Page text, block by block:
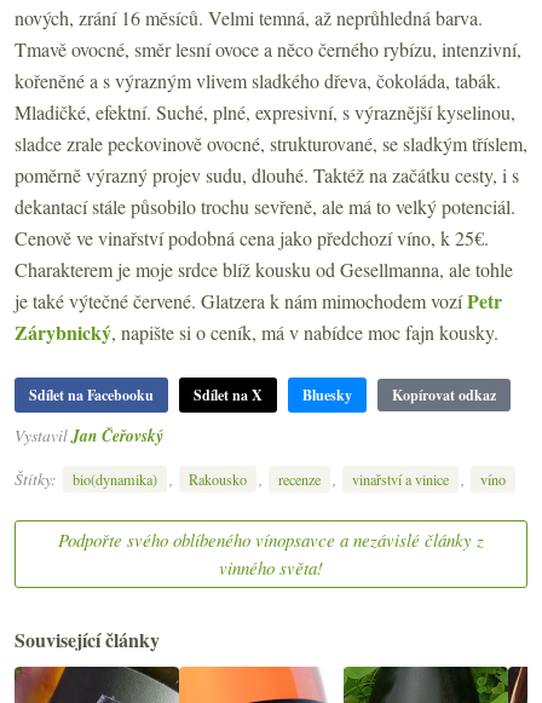
nových, zrání 16 měsíců. Velmi temná, až neprůhledná barva.
Tmavě ovocné, směr lesní ovoce a něco černého rybízu, intenzivní,
kořeněné a s výrazným vlivem sladkého dřeva, čokoláda, tabák.
Mladičké, efektní. Suché, plné, expresivní, s výraznější kyselinou,
sladce zrale peckovinově ovocné, strukturované, se sladkým tříslem,
poměrně výrazný projev sudu, dlouhé. Taktéž na začátku cesty, i s
dekantací stále působilo trochu sevřeně, ale má to velký potenciál.
Cenově ve vinařství podobná cena jako předchozí víno, k 25€.
Charakterem je moje srdce blíž kousku od Gesellmanna, ale tohle
je také výtečné červené. Glatzera k nám mimochodem vozíPetr
Zárybnický, napište si o ceník, má v nabídce moc fajn kousky.
Sdílet na Facebooku Sdílet na X Bluesky Kopírovat odkaz
Vystavil Jan Čeřovský
Štítky:
bio(dynamika) , Rakousko , recenze , vinařství a vinice , víno
Podpořte svého oblíbeného vínopsavce a nezávislé články z
vinného světa!
Související články